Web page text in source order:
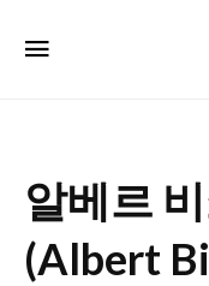
알베르
(Albert